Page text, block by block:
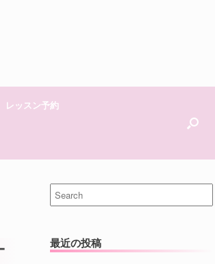
レッスン予約
Search
for:
最近の投稿